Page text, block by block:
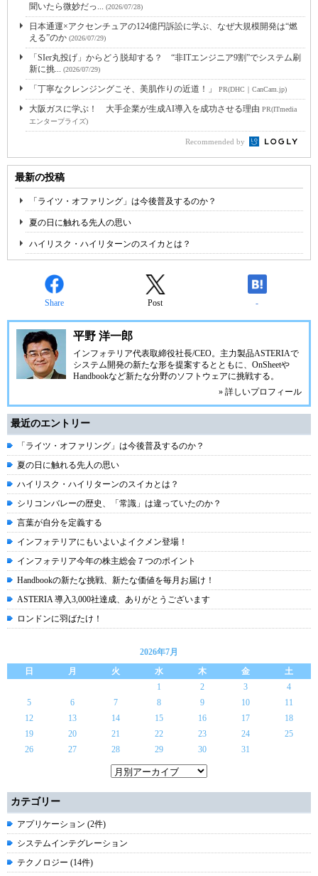
聞いたら微妙だっ... (2026/07/28)
日本通運×アクセンチュアの124億円訴訟に学ぶ、なぜ大規模開発は“燃
える”のか (2026/07/29)
「SIer丸投げ」からどう脱却する？ “非ITエンジニア9割”でシステム刷
新に挑... (2026/07/29)
「丁寧なクレンジングこそ、美肌作りの近道！」 PR(DHC｜CanCam.jp)
大阪ガスに学ぶ！ 大手企業が生成AI導入を成功させる理由 PR(ITmedia
エンタープライズ)
Recommended by
最新の投稿
「ライツ・オファリング」は今後普及するのか？
夏の日に触れる先人の思い
ハイリスク・ハイリターンのスイカとは？
Share Post -
平野 洋一郎
インフォテリア代表取締役社長/CEO。主力製品ASTERIAで
システム開発の新たな形を提案するとともに、OnSheetや
Handbookなど新たな分野のソフトウェアに挑戦する。
» 詳しいプロフィール
最近のエントリー
「ライツ・オファリング」は今後普及するのか？
夏の日に触れる先人の思い
ハイリスク・ハイリターンのスイカとは？
シリコンバレーの歴史、「常識」は違っていたのか？
言葉が自分を定義する
インフォテリアにもいよいよイクメン登場！
インフォテリア今年の株主総会７つのポイント
Handbookの新たな挑戦、新たな価値を毎月お届け！
ASTERIA 導入3,000社達成、ありがとうございます
ロンドンに羽ばたけ！
2026年7月
日
月 火 水 木 金
土
1
2 3
4
5
6 7 8 9 10
11
12
13 14 15 16 17
18
19
20 21 22 23 24
25
26
27 28 29 30 31
カテゴリー
アプリケーション (2件)
システムインテグレーション
テクノロジー (14件)